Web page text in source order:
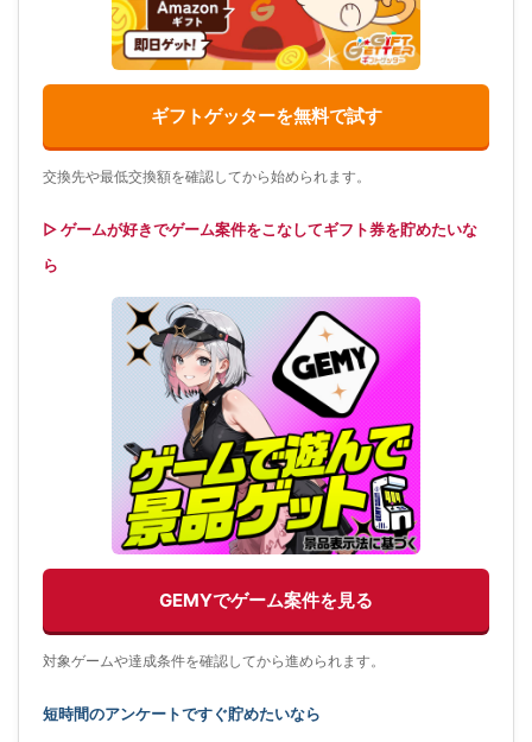
ギフトゲッターを無料で試す
交換先や最低交換額を確認してから始められます。
▷ ゲームが好きでゲーム案件をこなしてギフト券を貯めたいな
ら
GEMYでゲーム案件を見る
対象ゲームや達成条件を確認してから進められます。
短時間のアンケートですぐ貯めたいなら